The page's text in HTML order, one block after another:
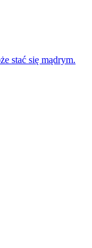
stać się mądrym.